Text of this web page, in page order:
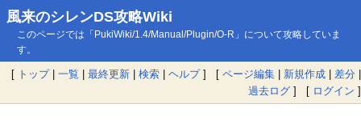
風来のシレンDS攻略Wiki
このページでは「PukiWiki/1.4/Manual/Plugin/O-R」について攻略していま
す。
[ トップ| 一覧 | 最終更新 | 検索 | ヘルプ] [ ページ編集 | 新規作成 | 差分 |
過去ログ ] [ ログイン ]